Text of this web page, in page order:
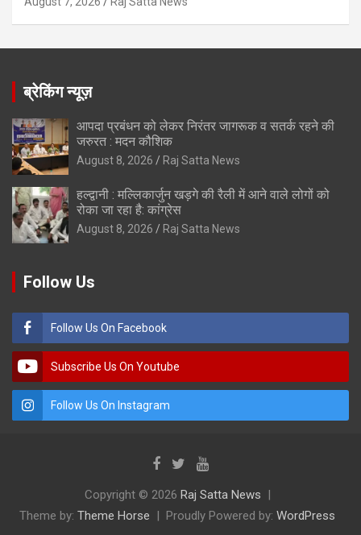
ब्रेकिंग न्यूज़
आपदा प्रबंधन को लेकर निरंतर जागरूक व सतर्क रहने की
जरुरत : मदन कौशिक
August 8, 2026 Raj Satta News
हल्द्वानी : मल्लिकार्जुन खड़गे की रैली में आने वाले लोगों को
रोका जा रहा है: कांग्रेस
August 8, 2026 Raj Satta News
Follow Us
Follow Us On Facebook
Subscribe Us On Youtube
Follow Us On Instagram
Copyright © 2026 Raj Satta News
Theme by: Theme Horse Proudly Powered by: WordPress